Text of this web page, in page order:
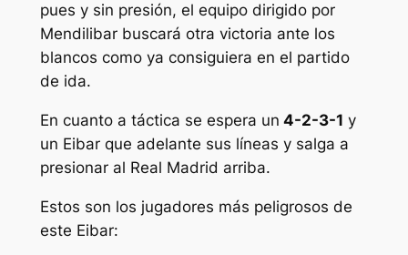
pues y sin presión, el equipo dirigido por
Mendilibar buscará otra victoria ante los
blancos como ya consiguiera en el partido
de ida.
En cuanto a táctica se espera un 4-2-3-1 y
un Eibar que adelante sus líneas y salga a
presionar al Real Madrid arriba.
Estos son los jugadores más peligrosos de
este Eibar: